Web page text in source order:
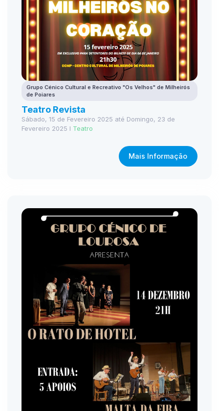
Grupo Cénico Cultural e Recreativo "Os Velhos" de Milheirós
de Poiares
Teatro Revista
Sábado, 15 de Fevereiro 2025 até Domingo, 23 de
Fevereiro 2025 I Teatro
Mais Informação